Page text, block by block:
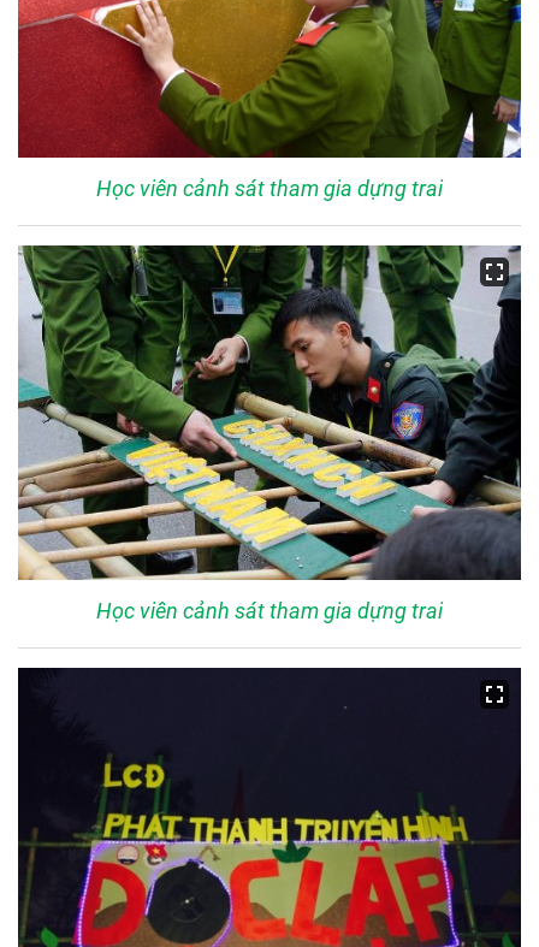
Học viên cảnh sát tham gia dựng trai
Học viên cảnh sát tham gia dựng trai